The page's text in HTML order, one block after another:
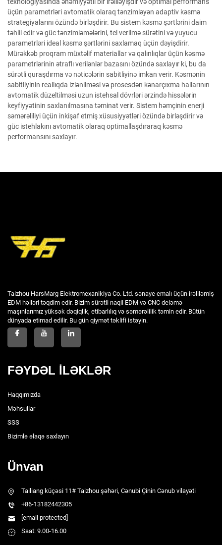
texnologiyasında əhəmiyyətli bir irəliləyişdir və optimal performans
üçün parametrləri avtomatik olaraq tənzimləyən adaptiv kəsmə
strategiyalarını özündə birləşdirir. Bu sistem kəsmə şərtlərini daim
təhlil edir və güc tənzimləmələrini, tel verilmə sürətini və yuyucu
parametrləri ideal kəsmə şərtlərini saxlamaq üçün dəyişdirir.
Mürəkkəb proqram müxtəlif materiallar və qalınlıqlar üçün kəsmə
parametrlərinin ətraflı verilənlər bazasını özündə saxlayır ki, bu da
sürətli quraşdırma və nəticələrin sabitliyinə imkan verir. Kəsmənin
sabitliyinin reallıqda izlənilməsi və prosesdən kənarçıxma hallarının
avtomatik düzeltilməsi uzun istehsal dövrləri ərzində hissələrin
keyfiyyətinin saxlanılmasına təminat verir. Sistem həmçinin enerji
səmərəliliyi üçün inkişaf etmiş xüsusiyyətləri özündə birləşdirir və
güc istehlakını avtomatik olaraq optimallaşdıraraq kəsmə
performansını saxlayır.
Taizhou HarsMarg Elektromexanikiya Co. Ltd. sənaye emalı üçün irəliləmiş
EDM həlləri təqdim edir. Bizim sürətli naqil EDM və CNC deləmə
maşınlarımız yüksək dəqiqlik, etibarlılıq və səmərəlilik təmin edir. Bütün
dünyada etimad edilir. Bu gün qiymət təklifi istəyin.
FƏYDƏL İLƏKLƏR
Haqqımızda
Məhsullar
SSS
Bizimlə əlaqə saxlayın
Ünvan
Tailiang küçəsi 11# Taizhou şəhəri, Cənubi Çinin Cənub vilayəti
+86-13182442305
[email protected]
Saat: 9.00-16.00